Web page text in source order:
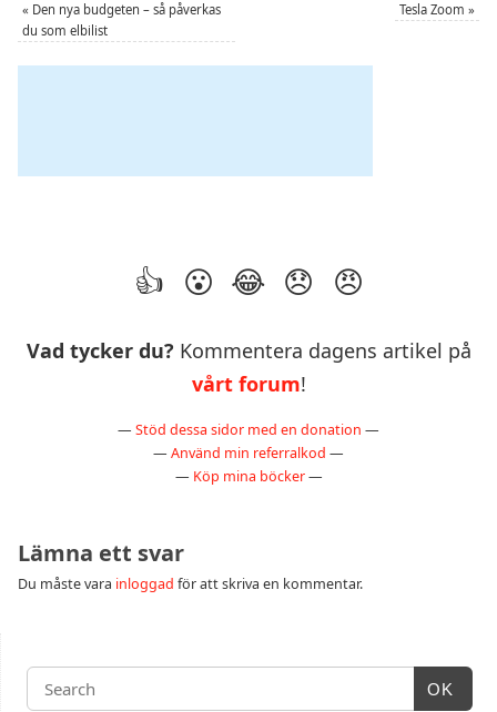
« Den nya budgeten – så påverkas
du som elbilist
Tesla Zoom »
Vad tycker du? Kommentera dagens artikel på
vårt forum!
— Stöd dessa sidor med en donation —
— Använd min referralkod —
— Köp mina böcker—
Lämna ett svar
Du måste vara inloggad för att skriva en kommentar.
OK